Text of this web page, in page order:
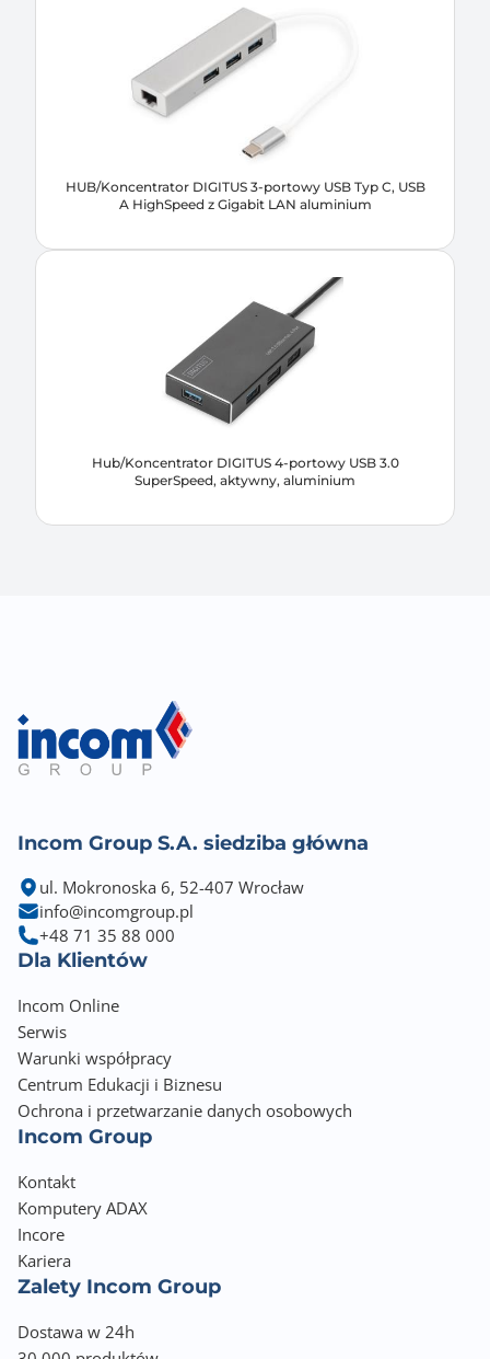
HUB/Koncentrator DIGITUS 3-portowy USB Typ C, USB
A HighSpeed z Gigabit LAN aluminium
Hub/Koncentrator DIGITUS 4-portowy USB 3.0
SuperSpeed, aktywny, aluminium
Incom Group S.A. siedziba główna
ul. Mokronoska 6, 52-407 Wrocław
info@incomgroup.pl
+48 71 35 88 000
Dla Klientów
Incom Online
Serwis
Warunki współpracy
Centrum Edukacji i Biznesu
Ochrona i przetwarzanie danych osobowych
Incom Group
Kontakt
Komputery ADAX
Incore
Kariera
Zalety Incom Group
Dostawa w 24h